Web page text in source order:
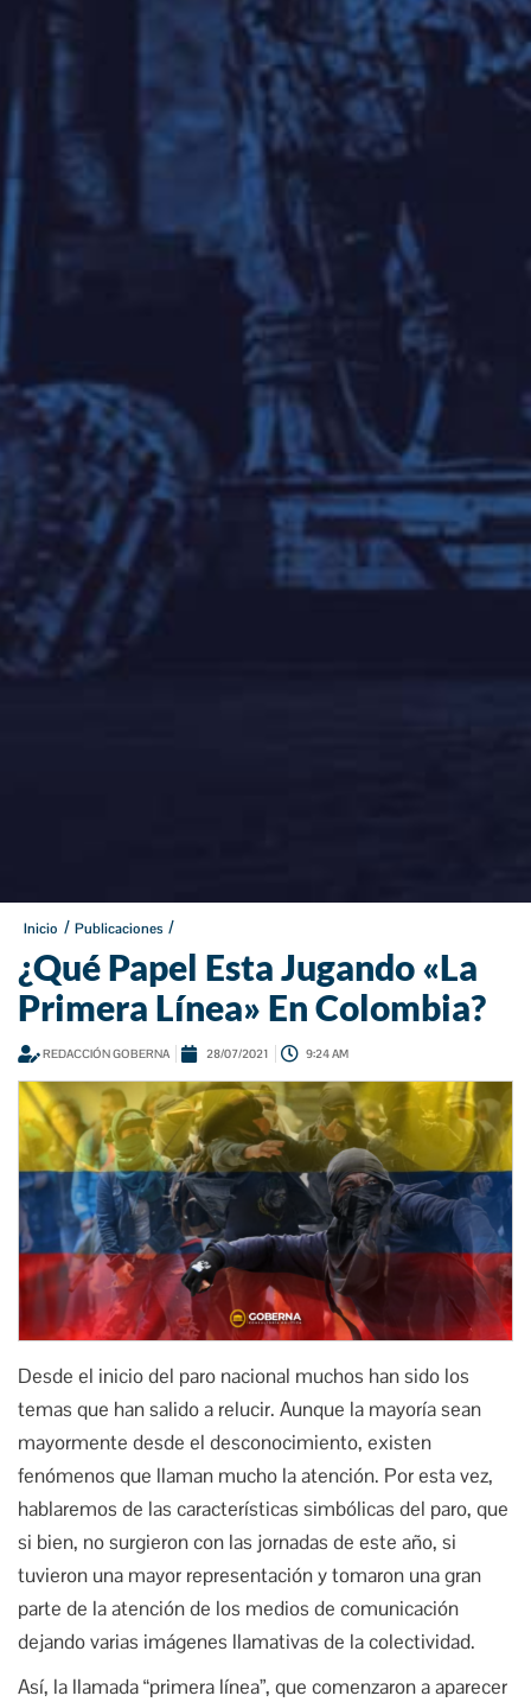
Inicio / Publicaciones /
¿Qué Papel Esta Jugando «La
Primera Línea» En Colombia?
REDACCIÓN GOBERNA 28/07/2021 9:24 AM
Desde el inicio del paro nacional muchos han sido los
temas que han salido a relucir. Aunque la mayoría sean
mayormente desde el desconocimiento, existen
fenómenos que llaman mucho la atención. Por esta vez,
hablaremos de las características simbólicas del paro, que
si bien, no surgieron con las jornadas de este año, si
tuvieron una mayor representación y tomaron una gran
parte de la atención de los medios de comunicación
dejando varias imágenes llamativas de la colectividad.
Así, la llamada “primera línea”, que comenzaron a aparecer